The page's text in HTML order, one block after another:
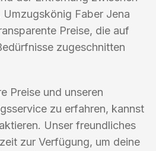
Faber Jena
Preise, die auf
zugeschnitten
Preise und unseren
zu erfahren, kannst
Unser freundliches
zur Verfügung, um deine